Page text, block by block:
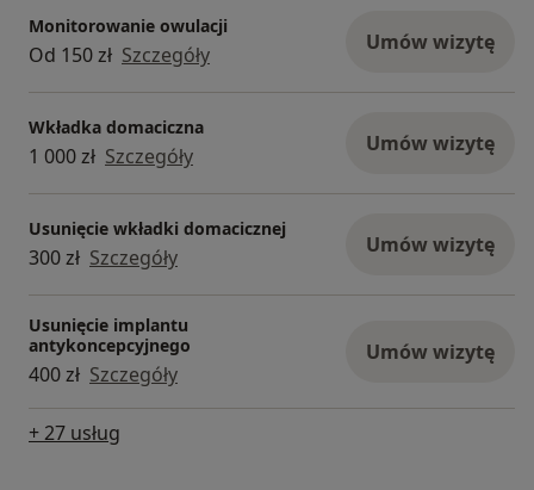
Monitorowanie owulacji
Od 150 zł Szczegóły Umów wizytę
Wkładka domaciczna
1 000 zł Szczegóły Umów wizytę
Usunięcie wkładki domacicznej
300 zł Szczegóły Umów wizytę
Usunięcie implantu
antykoncepcyjnego
400 zł Szczegóły
Umów wizytę
+ 27 usług